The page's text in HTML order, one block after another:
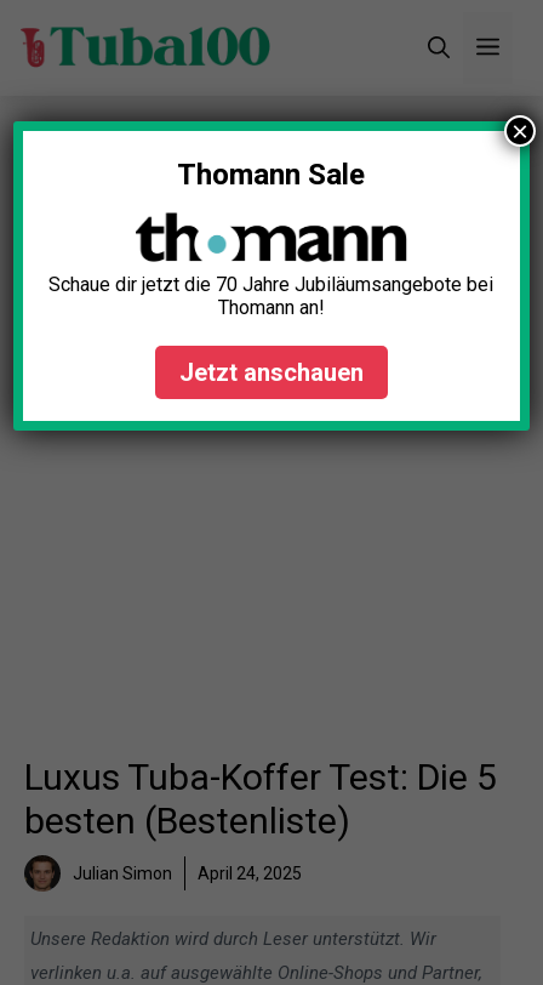
Inhalt
Startseite»Blog»Luxus Tuba-Koffer Test: Die 5
besten (Bestenliste)
Luxus Tuba-Koffer Test: Die 5
besten (Bestenliste)
Julian Simon April 24, 2025
Unsere Redaktion wird durch Leser unterstützt. Wir
verlinken u.a. auf ausgewählte Online-Shops und Partner,
Thomann Sale
Schaue dir jetzt die 70 Jahre Jubiläumsangebote bei
Thomann an!
Jetzt anschauen
×